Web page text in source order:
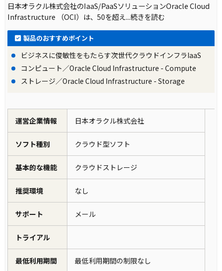
日本オラクル株式会社のIaaS/PaaSソリューションOracle Cloud
Infrastructure （OCI）は、50を超え...続きを読む
製品のおすすめポイント
ビジネスに俊敏性をもたらす次世代クラウドインフラIaaS
コンピュート／Oracle Cloud Infrastructure - Compute
ストレージ／Oracle Cloud Infrastructure - Storage
運営企業情報 日本オラクル株式会社
ソフト種別 クラウド型ソフト
基本的な機能 クラウドストレージ
推奨環境 なし
サポート メール
トライアル
最低利用期間 最低利用期間の制限なし